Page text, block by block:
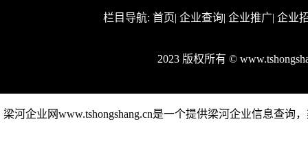
栏目导航: 首页| 企业查询| 企业推广| 企业
2023 版权所有 ©
梁河企业网www.tshongshang.cn是一个提供梁河企业信息查